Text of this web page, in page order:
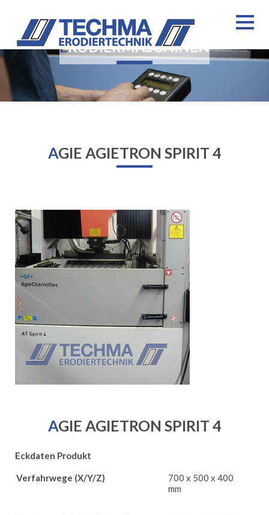
ERODIERMASCHINEN
AGIE AGIETRON SPIRIT 4
AGIE AGIETRON SPIRIT 4
Eckdaten Produkt
Verfahrwege (X/Y/Z)
700 x 500 x 400
mm